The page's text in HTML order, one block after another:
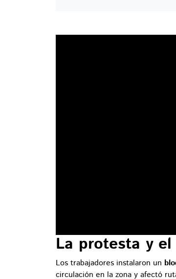
La protesta y
Los trabajadores instalaron un
circulación en la zona y afectó